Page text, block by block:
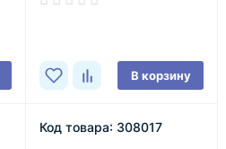
гидроцилиндр
В корзину
Код товара: 308017